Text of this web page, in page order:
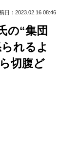
日：2023.02.16 08:46
の“集団
れるよ
切腹ど